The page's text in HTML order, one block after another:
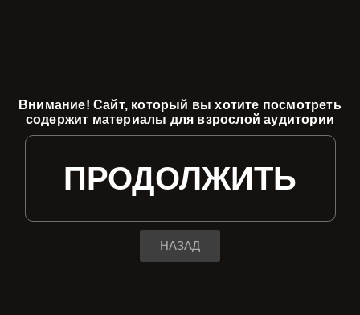
Внимание! Сайт, который вы хотите посмотреть
содержит материалы для взрослой аудитории
ПРОДОЛЖИТЬ
НАЗАД